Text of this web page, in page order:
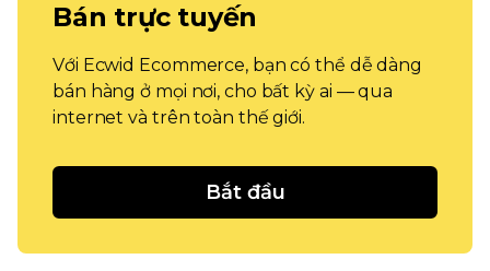
Bán trực tuyến
Với Ecwid Ecommerce, bạn có thể dễ dàng
bán hàng ở mọi nơi, cho bất kỳ ai — qua
internet và trên toàn thế giới.
Bắt đầu